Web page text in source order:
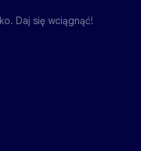
Daj się wciągnąć!